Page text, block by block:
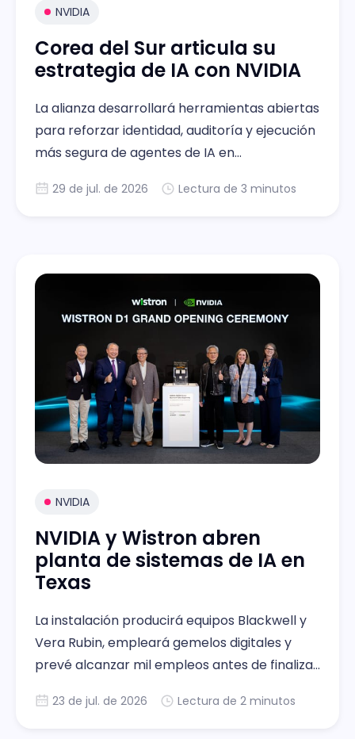
NVIDIA
Corea del Sur articula su
estrategia de IA con NVIDIA
La alianza desarrollará herramientas abiertas
para reforzar identidad, auditoría y ejecución
más segura de agentes de IA en
29 de jul. de 2026 Lectura de 3 minutos
NVIDIA
NVIDIA y Wistron abren
planta de sistemas de IA en
Texas
La instalación producirá equipos Blackwell y
Vera Rubin, empleará gemelos digitales y
prevé alcanzar mil empleos antes de finalizar
23 de jul. de 2026 Lectura de 2 minutos